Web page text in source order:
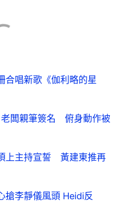
合唱新歌《伽利略的星
闆親筆簽名 俯身動作被
上主持宣誓 黃建東推再
搶李靜儀風頭 Heidi反